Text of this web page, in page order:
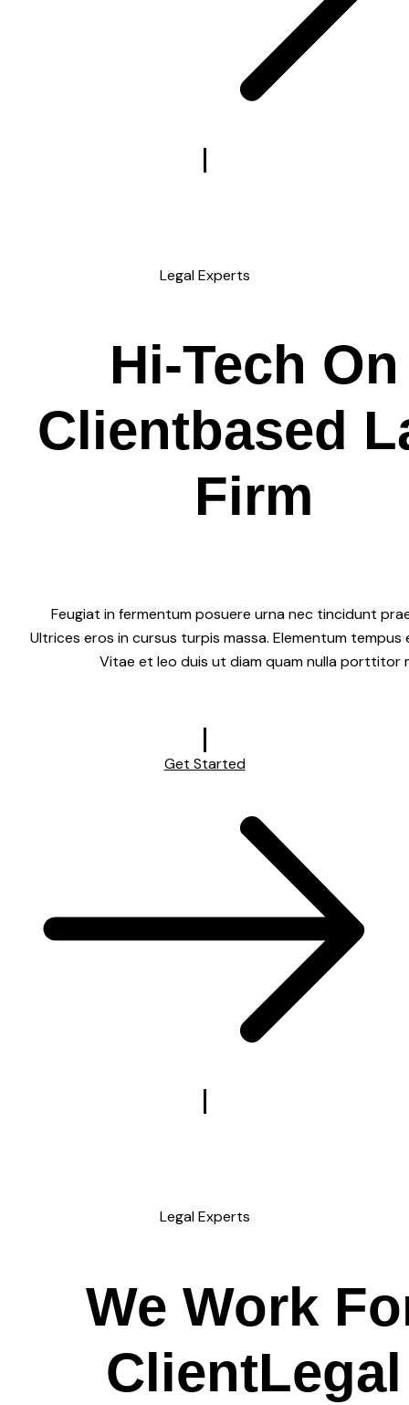
Legal Experts
Hi-Tech On
Clientbased
Firm
Feugiat in fermentum posuere urna nec tincidunt
Ultrices eros in cursus turpis massa. Elementum tempus
Vitae et leo duis ut diam quam nulla porttitor
Get Started
Legal Experts
We Work
ClientLegal